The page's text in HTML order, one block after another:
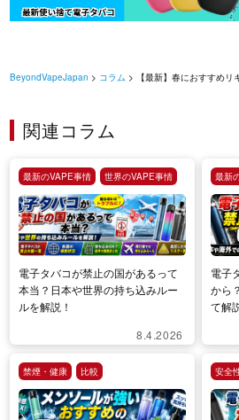
BeyondVapeJapan > コラム > 【最新】春におすすめリ
関連コラム
最新のVAPE事情 世界のVAPE事情
電子タバコが禁止の国があるって
本当？日本や世界の持ち込みルー
ルを解説！
8.4.2026
最新
電子
から
て解
禁煙・健康 比較 安全